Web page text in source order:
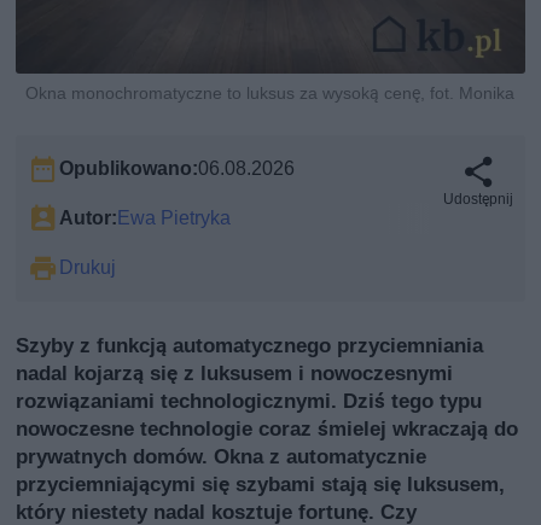
Okna monochromatyczne to luksus za wysoką cenę, fot. Monika
Opublikowano:06.08.2026
Autor:Ewa Pietryka
Drukuj
Udostępnij
Szyby z funkcją automatycznego przyciemniania
nadal kojarzą się z luksusem i nowoczesnymi
rozwiązaniami technologicznymi. Dziś tego typu
nowoczesne technologie coraz śmielej wkraczają do
prywatnych domów. Okna z automatycznie
przyciemniającymi się szybami stają się luksusem,
który niestety nadal kosztuje fortunę. Czy